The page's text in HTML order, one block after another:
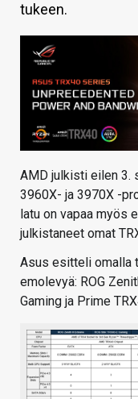
VAIHDA TEEMA
HAKU
tukeen.
AMD julkisti eilen 3.
3960X- ja 3970X -
latu on vapaa myös
julkistaneet omat
Asus esitteli omalla
emolevyä: ROG
Gaming ja Prime